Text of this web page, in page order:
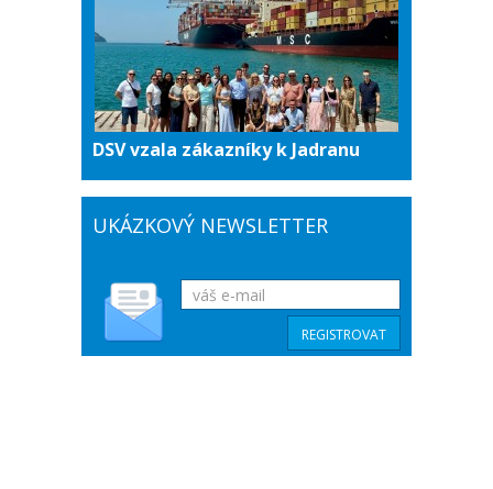
DSV vzala zákazníky k Jadranu
UKÁZKOVÝ NEWSLETTER